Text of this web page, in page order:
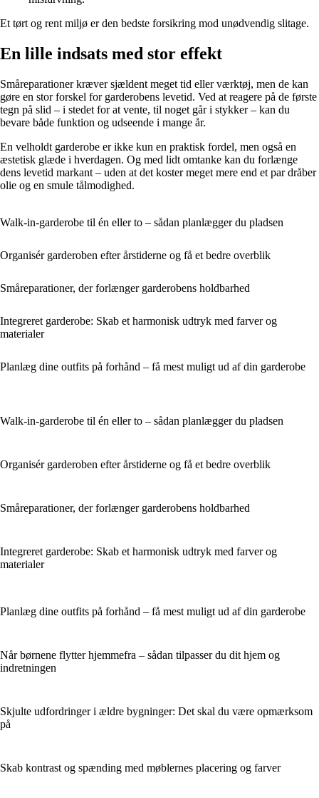
Et tørt og rent miljø er den bedste forsikring mod unødvendig slitage.
En lille indsats med stor effekt
Småreparationer kræver sjældent meget tid eller værktøj, men de kan
gøre en stor forskel for garderobens levetid. Ved at reagere på de første
tegn på slid – i stedet for at vente, til noget går i stykker – kan du
bevare både funktion og udseende i mange år.
En velholdt garderobe er ikke kun en praktisk fordel, men også en
æstetisk glæde i hverdagen. Og med lidt omtanke kan du forlænge
dens levetid markant – uden at det koster meget mere end et par dråber
olie og en smule tålmodighed.
Walk-in-garderobe til én eller to – sådan planlægger du pladsen
Organisér garderoben efter årstiderne og få et bedre overblik
Småreparationer, der forlænger garderobens holdbarhed
Integreret garderobe: Skab et harmonisk udtryk med farver og
materialer
Planlæg dine outfits på forhånd – få mest muligt ud af din garderobe
Walk-in-garderobe til én eller to – sådan planlægger du pladsen
Organisér garderoben efter årstiderne og få et bedre overblik
Småreparationer, der forlænger garderobens holdbarhed
Integreret garderobe: Skab et harmonisk udtryk med farver og
materialer
Planlæg dine outfits på forhånd – få mest muligt ud af din garderobe
Når børnene flytter hjemmefra – sådan tilpasser du dit hjem og
indretningen
Skjulte udfordringer i ældre bygninger: Det skal du være opmærksom
på
Skab kontrast og spænding med møblernes placering og farver